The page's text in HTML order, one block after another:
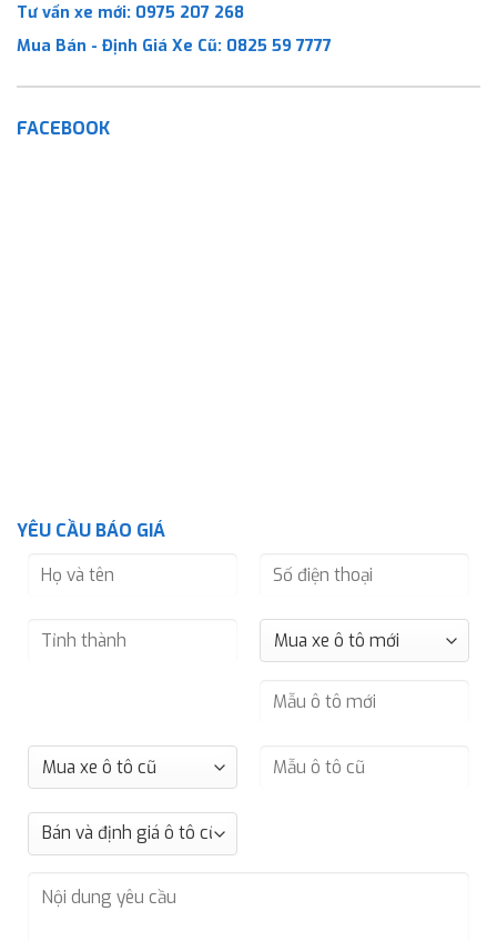
Tư vấn xe mới: 0975 207 268
Mua Bán - Định Giá Xe Cũ: 0825 59 7777
FACEBOOK
YÊU CẦU BÁO GIÁ